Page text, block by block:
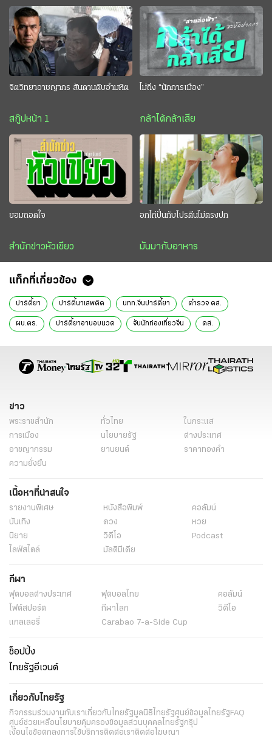
จิตวิทยาอาชญากร สันดานดิบอำมหิต
สกู๊ปหน้า 1
ไม่ถึง “นักการเมือง”
กล้าได้กล้าเสีย
ยอมถอดใจ
สำนักข่าวหัวเขียว
อกไก่ปั่นกับโปรตีนไม่ตรงปก
มันมากับอาหาร
แท็กที่เกี่ยวข้อง
ปาร์ตี้ยา ปาร์ตี้นาเสพติด นทท.จีนปาร์ตี้ยา ตำรวจ ดส.
ผบ.ตร. ปาร์ตี้ยาอาบอบนวด จับนักท่องเที่ยวจีน ดส.
ข่าว
พระราชสำนัก ทั่วไทย
ในกระแส
การเมือง
นโยบายรัฐ
ต่างประเทศ
อาชญากรรม
ยานยนต์
ราคาทองคำ
ความยั่งยืน
เนื้อหาที่น่าสนใจ
รายงานพิเศษ หนังสือพิมพ์
คอลัมน์
บันเทิง
ดวง
หวย
นิยาย
วิดีโอ
Podcast
ไลฟ์สไตล์
มัลติมีเดีย
กีฬา
ฟุตบอลต่่างประเทศ ฟุตบอลไทย
คอลัมน์
ไฟต์สปอร์ต
กีฬาโลก
วิดีโอ
แกลเลอรี่
Carabao 7-a-Side Cup
ช็อปปิ้ง
ไทยรัฐอีเวนต์
เกี่ยวกับไทยรัฐ
กิจกรรมร่วมงานกับเราเกี่ยวกับไทยรัฐมูลนิธิไทยรัฐศูนย์ข้อมูลไทยรัฐFAQ
ศูนย์ช่วยเหลือนโยบายคุ้มครองข้อมูลส่วนบุคคลไทยรัฐกรุ๊ป
เงื่อนไขข้อตกลงการใช้บริการติดต่อเราติดต่อโฆษณา